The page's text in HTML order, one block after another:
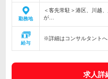
勤務地
＜客先常駐＞港区、川越
が…
給与
※詳細はコンサルタントへ
求人詳